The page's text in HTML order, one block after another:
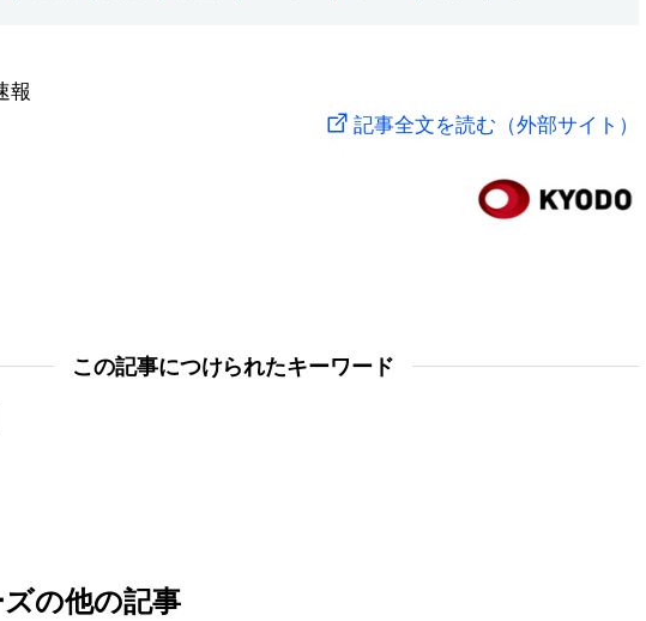
報
記事全文を読む（外部サイト）
この記事につけられたキーワード
の他の記事